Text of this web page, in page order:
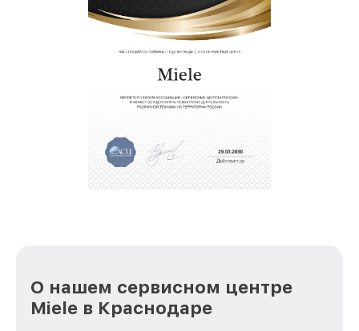
О нашем сервисном центре
Miele в Краснодаре